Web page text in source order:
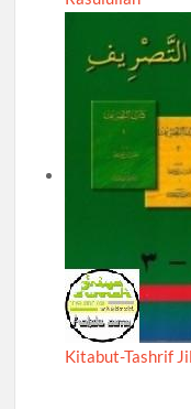
Kitabut-Tashrif